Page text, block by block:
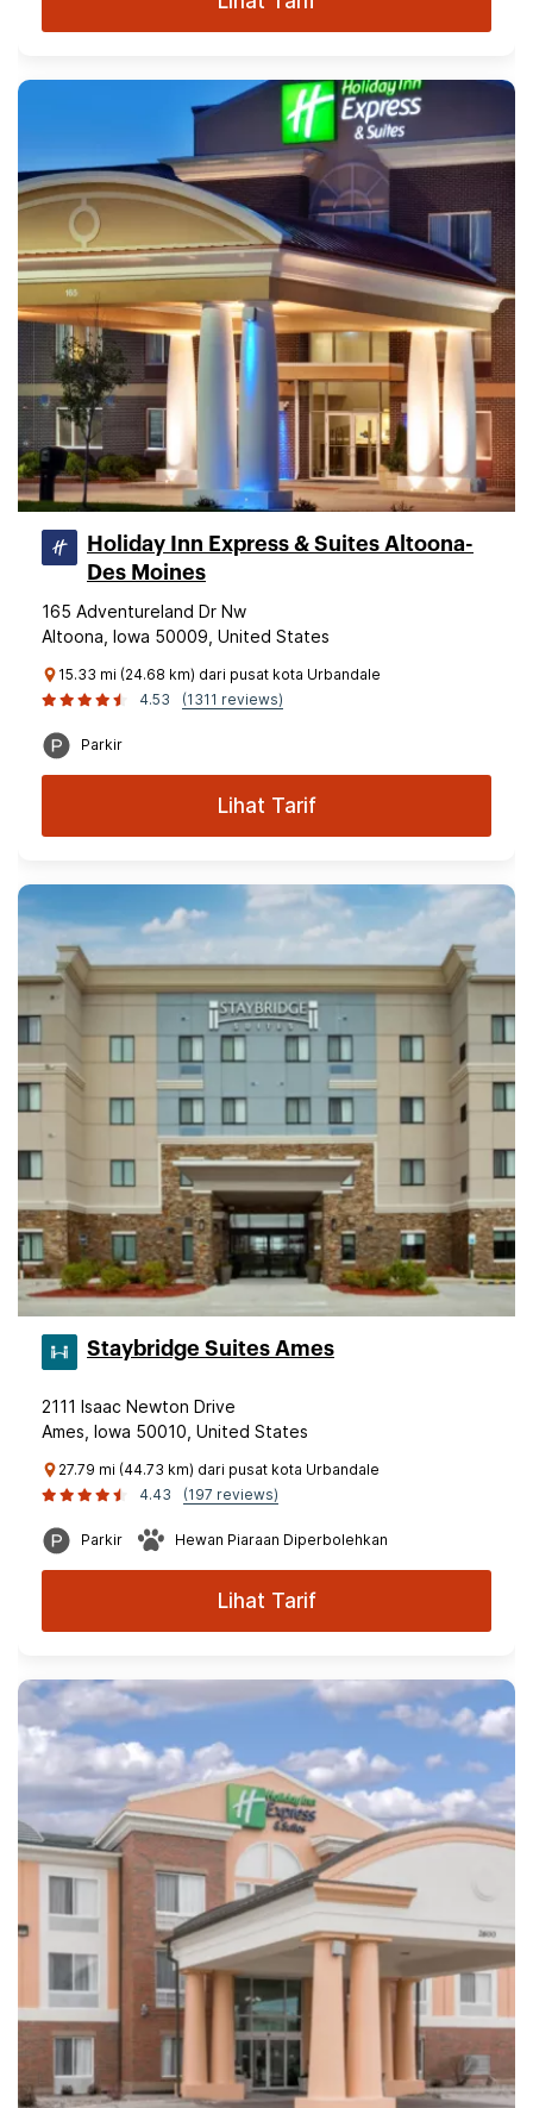
Holiday Inn Express & Suites Altoona-
Des Moines
165 Adventureland Dr Nw
Altoona, Iowa 50009, United States
15.33 mi (24.68 km) dari pusat kota Urbandale
4.53
(1311 reviews)
Parkir
Lihat Tarif
Staybridge Suites Ames
2111 Isaac Newton Drive
Ames, Iowa 50010, United States
27.79 mi (44.73 km) dari pusat kota Urbandale
4.43
(197 reviews)
Parkir Hewan Piaraan Diperbolehkan
Lihat Tarif